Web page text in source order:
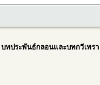
บทประพันธ์กลอนและบทกวีเพรา